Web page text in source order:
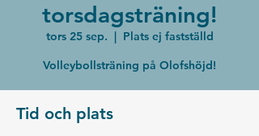
torsdagsträning!
tors 25 sep.
  |
Plats ej fastställd
Volleybollsträning på Olofshöjd!
Tid och plats